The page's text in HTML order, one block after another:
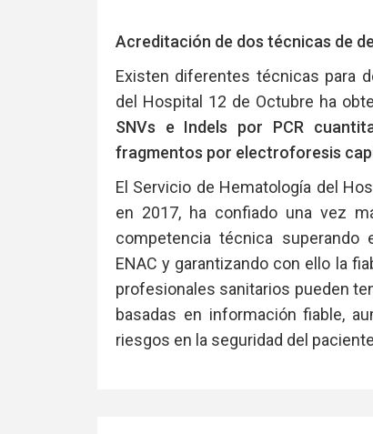
Acreditación de dos técnicas de
Existen diferentes técnicas para
del Hospital 12 de Octubre ha
SNVs e Indels por PCR
fragmentos por electroforesis
El Servicio de Hematología del
en 2017, ha confiado una vez
competencia técnica
ENAC y garantizando con ello la
profesionales sanitarios pueden
basadas en información fiable,
riesgos en la seguridad del